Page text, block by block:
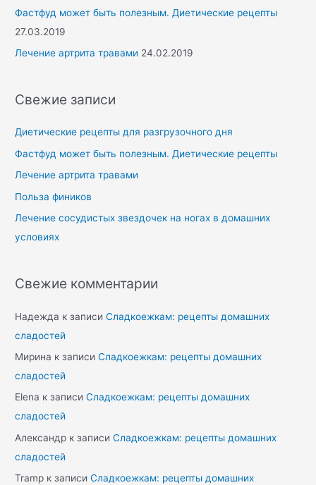
Фастфуд может быть полезным. Диетические рецепты
27.03.2019
Лечение артрита травами 24.02.2019
Свежие записи
Диетические рецепты для разгрузочного дня
Фастфуд может быть полезным. Диетические рецепты
Лечение артрита травами
Польза фиников
Лечение сосудистых звездочек на ногах в домашних
условиях
Свежие комментарии
Надежда к записиСладкоежкам: рецепты домашних
сладостей
Мирина к записиСладкоежкам: рецепты домашних
сладостей
Elena к записиСладкоежкам: рецепты домашних
сладостей
Александр к записиСладкоежкам: рецепты домашних
сладостей
Tramp к записиСладкоежкам: рецепты домашних